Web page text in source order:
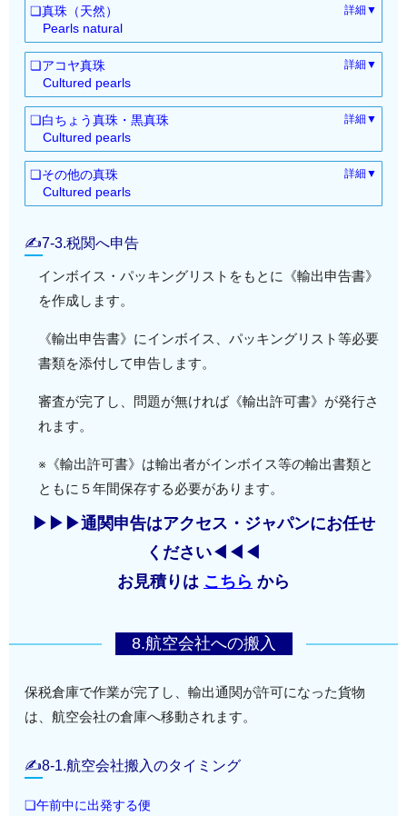
レス・ドレス）
乾燥
塩蔵、塩水漬け
：0305.63-000
冷蔵（殻を除去）
冷凍（殻を除去）
冷蔵（その他のもの）
冷凍（その他のもの）
❏真珠（天然） 詳細▼
Pearls natural
天然 ：7101.10-000
❏アコヤ真珠 詳細▼
Cultured pearls
養殖・未加工
：7101.21-110
養殖・加工
❏白ちょう真珠・黒真珠 詳細▼
Cultured pearls
養殖・未加工
：7101.21-120
養殖・加工
❏その他の真珠 詳細▼
Cultured pearls
養殖・未加工
：7101.21-190
養殖・加工
✍7-3.税関へ申告
インボイス・パッキングリストをもとに《輸出申告書》
を作成します。
《輸出申告書》にインボイス、パッキングリスト等必要
書類を添付して申告します。
審査が完了し、問題が無ければ《輸出許可書》が発行さ
れます。
※《輸出許可書》は輸出者がインボイス等の輸出書類と
ともに５年間保存する必要があります。
▶▶▶通関申告はアクセス・ジャパンにお任せ
ください◀◀◀
お見積りは こちら から
8.航空会社への搬入
保税倉庫で作業が完了し、輸出通関が許可になった貨物
は、航空会社の倉庫へ移動されます。
✍8-1.航空会社搬入のタイミング
❏午前中に出発する便